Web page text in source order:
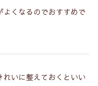
くなるのでおすすめで
れいに整えておくといい